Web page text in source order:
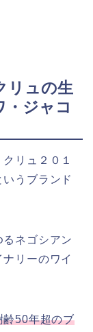
リュの生
・ジャコ
リュ２０１
うブランド
ネゴシアン
リーのワイ
齢50年超のブ